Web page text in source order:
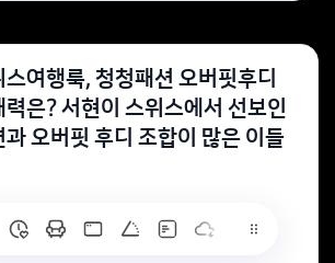
여행룩, 청청패션 오버핏후디
은? 서현이 스위스에서 선보인
오버핏 후디 조합이 많은 이들